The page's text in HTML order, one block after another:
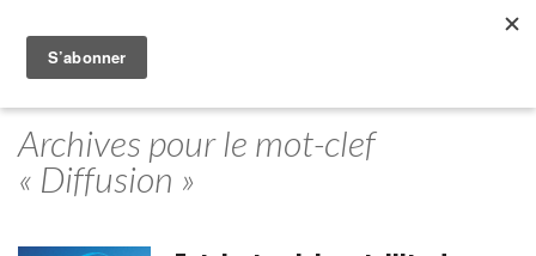
Archives pour le mot-clef
« Diffusion »